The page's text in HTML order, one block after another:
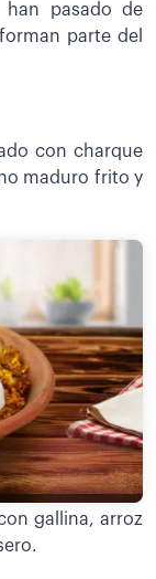
han pasado de
parte del
con charque
maduro frito y
gallina, arroz